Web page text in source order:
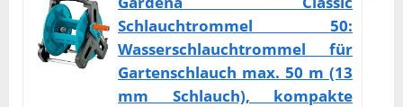
Schlauchtrommel 50:
Wasserschlauchtrommel für
Gartenschlauch max. 50 m (13
mm Schlauch), kompakte